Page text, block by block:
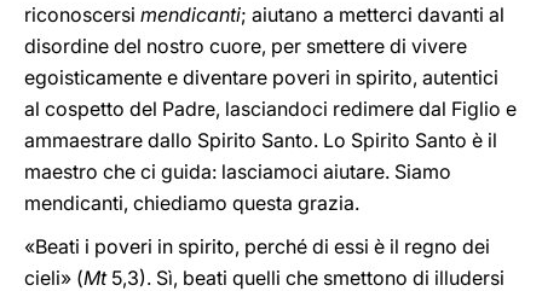
riconoscersi mendicanti; aiutano a metterci davanti al
disordine del nostro cuore, per smettere di vivere
egoisticamente e diventare poveri in spirito, autentici
al cospetto del Padre, lasciandoci redimere dal Figlio e
ammaestrare dallo Spirito Santo. Lo Spirito Santo è il
maestro che ci guida: lasciamoci aiutare. Siamo
mendicanti, chiediamo questa grazia.
«Beati i poveri in spirito, perché di essi è il regno dei
cieli» (Mt5,3). Sì, beati quelli che smettono di illudersi